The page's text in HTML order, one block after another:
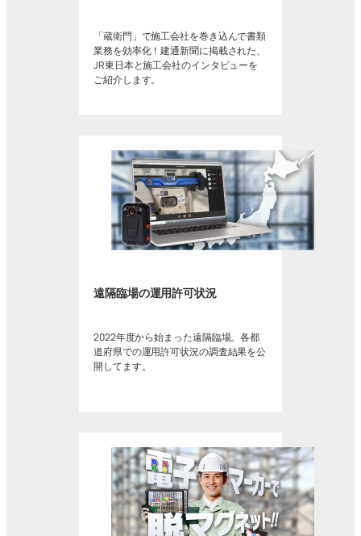
「蔵衛門」で施工会社を巻き込んで書類
業務を効率化！建通新聞に掲載された、
JR東日本と施工会社のインタビューを
ご紹介します。
遠隔臨場の運用許可状況
2022年度から始まった遠隔臨場。各都
道府県での運用許可状況の調査結果を公
開してます。